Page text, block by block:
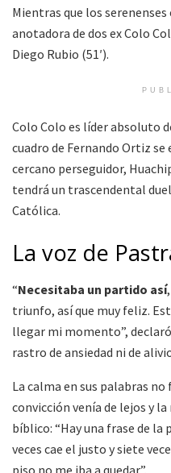
Mientras que los
anotadora de dos ex Colo
Diego Rubio (51′).
Colo Colo es líder absoluto
cuadro de Fernando Ortiz se
cercano perseguidor,
tendrá un trascendental
Católica.
La voz de
“Necesitaba un partido así
triunfo, así que muy feliz.
llegar mi momento”,
rastro de ansiedad ni de
La calma en sus palabras no
convicción venía de lejos y
bíblico: “Hay una frase de la
veces cae el justo y siete
piso no me iba a quedar”.